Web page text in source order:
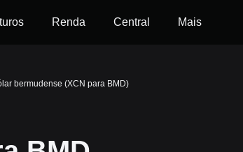
Renda Central Mais
bermudense (XCN para BMD)